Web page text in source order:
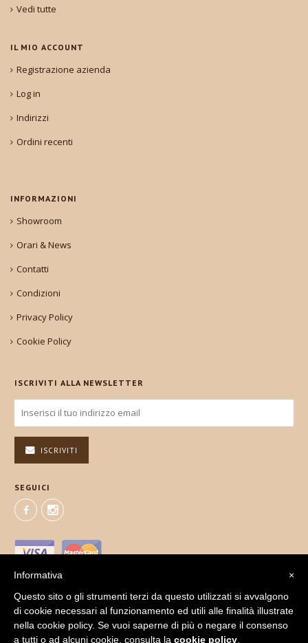
Vedi tutte
IL MIO ACCOUNT
Registrazione azienda
Log in
Indirizzi
Ordini recenti
INFORMAZIONI
Showroom
Orari & News
Contatti
Condizioni
Privacy Policy
Cookie Policy
ISCRIVITI ALLA NEWSLETTER
ISCRIVITI
SEGUICI
×
Informativa
Questo sito o gli strumenti terzi da questo utilizzati si avvalgono
di cookie necessari al funzionamento ed utili alle finalità illustrate
nella cookie policy. Se vuoi saperne di più o negare il consenso
a tutti o ad alcuni cookie, consulta la cookie policy